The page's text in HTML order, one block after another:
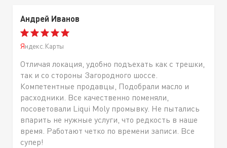
Андрей Иванов
Яндекс.Карты
Отличая локация, удобно подъехать как с трешки,
так и со стороны Загородного шоссе.
Компетентные продавцы, Подобрали масло и
расходники. Все качественно поменяли,
посоветовали Liqui Moly промывку. Не пытались
впарить не нужные услуги, что редкость в наше
время. Работают четко по времени записи. Все
супер!